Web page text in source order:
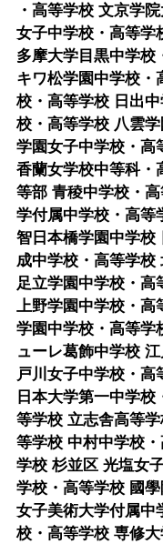
・高等学校 文京学
女子中学校・高等学
多摩大学目黒中学校
キワ松学園中学校・
校・高等学校 日出
校・高等学校 八雲
学園女子中学校・高
香蘭女学校中等科・
等部 青稜中学校・
学付属中学校・高等
智日本橋学園中学校
成中学校・高等学校
足立学園中学校・高
上野学園中学校・高
学園中学校・高等学
ューレ葛飾中学校
戸川女子中学校・
日本大学第一中学
等学校 立志舎高等
等学校 中村中学校
学校 杉並区 光塩女
学校・高等学校 國
女子美術大学付属中
校・高等学校 専修